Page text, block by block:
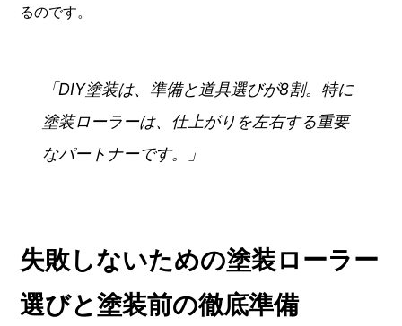
るのです。
「DIY塗装は、準備と道具選びが8割。特に
塗装ローラーは、仕上がりを左右する重要
なパートナーです。」
失敗しないための塗装ローラー
選びと塗装前の徹底準備